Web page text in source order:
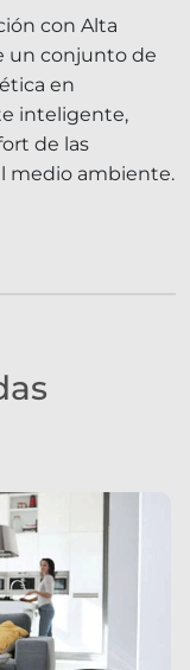
con Alta
un conjunto de
en
inteligente,
de las
medio ambiente.